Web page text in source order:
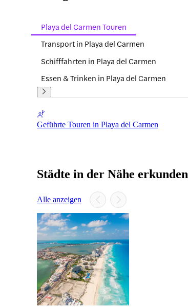
Playa del Carmen Touren
Transport in Playa del Carmen
Schifffahrten in Playa del Carmen
Essen & Trinken in Playa del Carmen
Geführte Touren in Playa del Carmen
Städte in der Nähe erkunden
Alle anzeigen